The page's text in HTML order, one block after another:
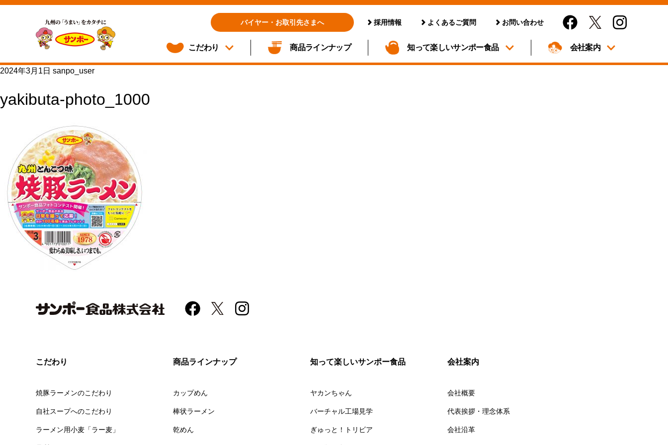
バイヤー・お取引先さまへ 採用情報 よくあるご質問 お問い合わせ
こだわり 商品ラインナップ 知って楽しいサンポー食品 会社案内
2024年3月1日 sanpo_user
yakibuta-photo_1000
こだわり
焼豚ラーメンのこだわり
自社スープへのこだわり
ラーメン用小麦「ラー麦」
商品ラインナップ
カップめん
棒状ラーメン
乾めん
知って楽しいサンポー食品
ヤカンちゃん
バーチャル工場見学
ぎゅっと！トリビア
会社案内
会社概要
代表挨拶・理念体系
会社沿革